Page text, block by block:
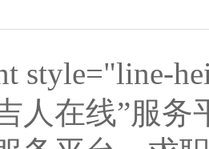
style="line-
人在线”服